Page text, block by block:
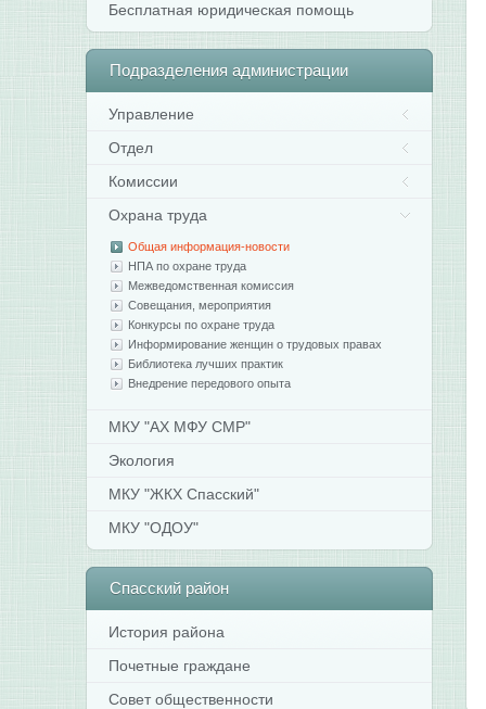
Бесплатная юридическая помощь
Подразделения администрации
Управление
Отдел
Комиссии
Охрана труда
Общая информация-новости
НПА по охране труда
Межведомственная комиссия
Совещания, мероприятия
Конкурсы по охране труда
Информирование женщин о трудовых правах
Библиотека лучших практик
Внедрение передового опыта
МКУ "АХ МФУ СМР"
Экология
МКУ "ЖКХ Спасский"
МКУ "ОДОУ"
Спасскийрайон
История района
Почетные граждане
Совет общественности